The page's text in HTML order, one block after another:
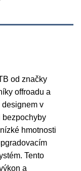
od značky
offroadu a
designem v
bezpochyby
hmotnosti
Tento
a